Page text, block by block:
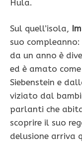
Hula.
Sul quell’isola,
suo
da un anno è
ed è amato
Siebenstein e
viziato dal
parlanti che
scoprire il suo
delusione arriva